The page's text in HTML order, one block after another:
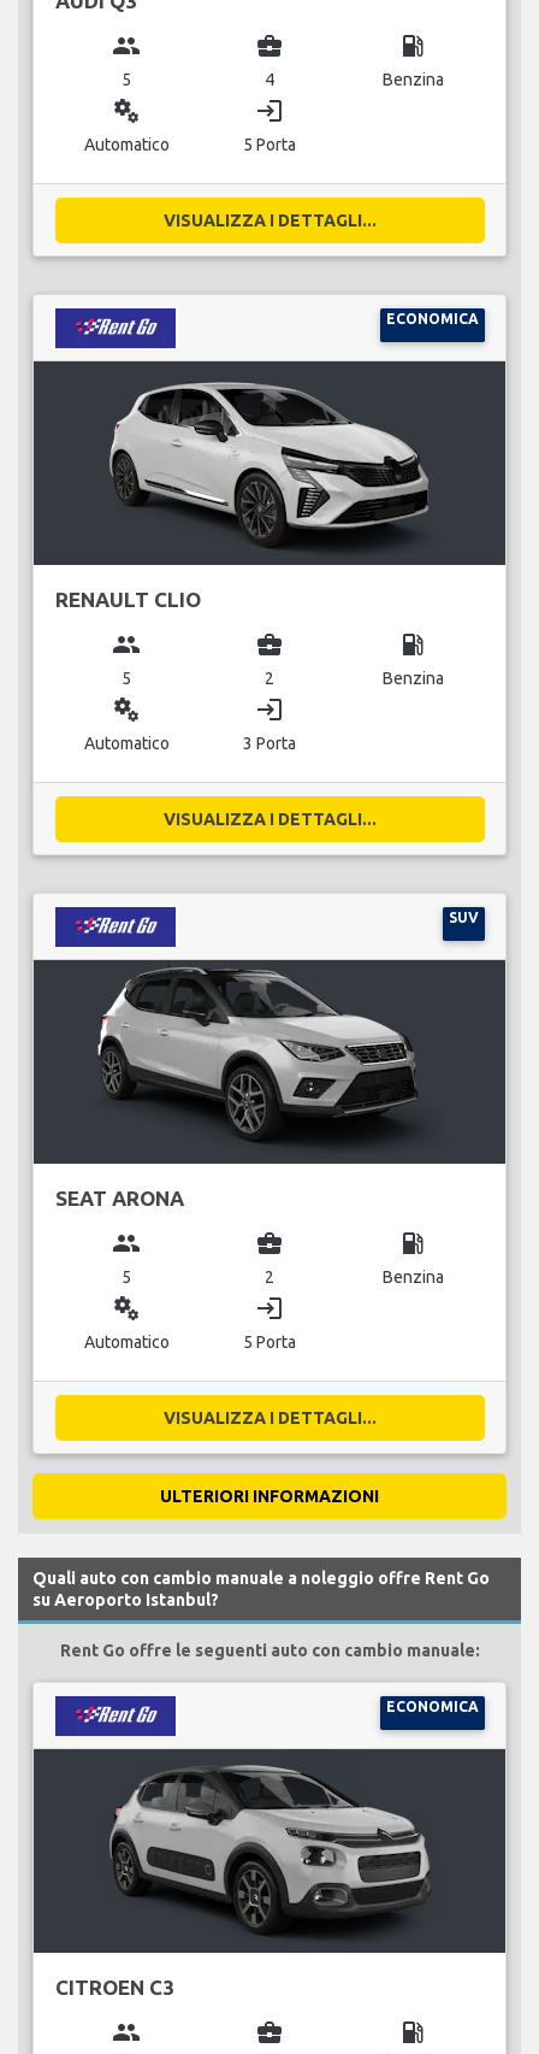
group
5
business_center
4
local_gas_station
Benzina
miscellaneous_services
Automatico
login
5 Porta
VISUALIZZA I DETTAGLI...
ECONOMICA
RENAULT CLIO
group
5
business_center
2
local_gas_station
Benzina
miscellaneous_services
Automatico
login
3 Porta
VISUALIZZA I DETTAGLI...
SUV
SEAT ARONA
group
5
business_center
2
local_gas_station
Benzina
miscellaneous_services
Automatico
login
5 Porta
VISUALIZZA I DETTAGLI...
ULTERIORI INFORMAZIONI
Quali auto con cambio manuale a noleggio offre Rent Go
su Aeroporto Istanbul?
Rent Go offre le seguenti auto con cambio manuale:
ECONOMICA
CITROEN C3
group business_center local_gas_station